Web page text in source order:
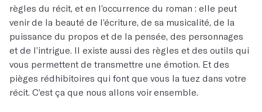
règles du récit, et en l’occurrence du roman : elle peut
venir de la beauté de l’écriture, de sa musicalité, de la
puissance du propos et de la pensée, des personnages
et de l’intrigue. Il existe aussi des règles et des outils qui
vous permettent de transmettre une émotion. Et des
pièges rédhibitoires qui font que vous la tuez dans votre
récit. C’est ça que nous allons voir ensemble.